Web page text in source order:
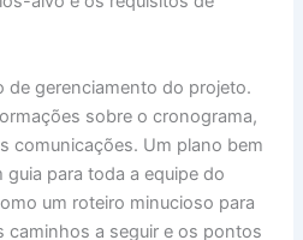
de gerenciamento do projeto.
sobre o cronograma,
comunicações. Um plano bem
para toda a equipe do
um roteiro minucioso para
caminhos a seguir e os pontos